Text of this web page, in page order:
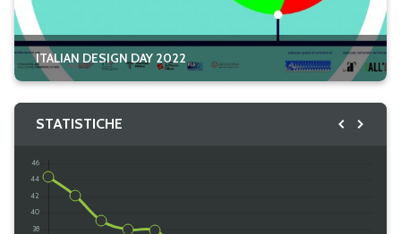
ITALIAN DESIGN DAY 2022
STATISTICHE